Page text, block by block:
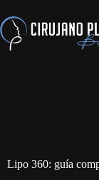
Lipo 360: guía